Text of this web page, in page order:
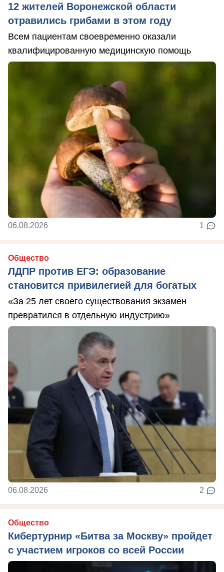
12 жителей Воронежской области
отравились грибами в этом году
Всем пациентам своевременно оказали
квалифицированную медицинскую помощь
06.08.2026 1
Общество
ЛДПР против ЕГЭ: образование
становится привилегией для богатых
«За 25 лет своего существования экзамен
превратился в отдельную индустрию»
06.08.2026 2
Общество
Кибертурнир «Битва за Москву» пройдет
с участием игроков со всей России